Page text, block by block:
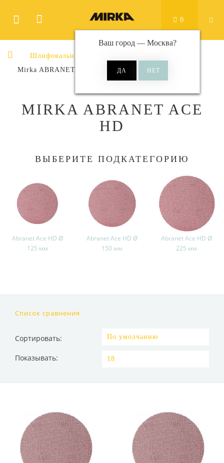
Ваш город — Москва?
0
Шлифовальные материалы
Mirka ABRANET ACE HD
MIRKA ABRANET ACE
HD
ВЫБЕРИТЕ ПОДКАТЕГОРИЮ
Abranet Ace HD Ø
125 мм
Abranet Ace HD Ø
150 мм
Abranet Ace HD Ø
225 мм
Список сравнения
Сортировать:
Показывать: